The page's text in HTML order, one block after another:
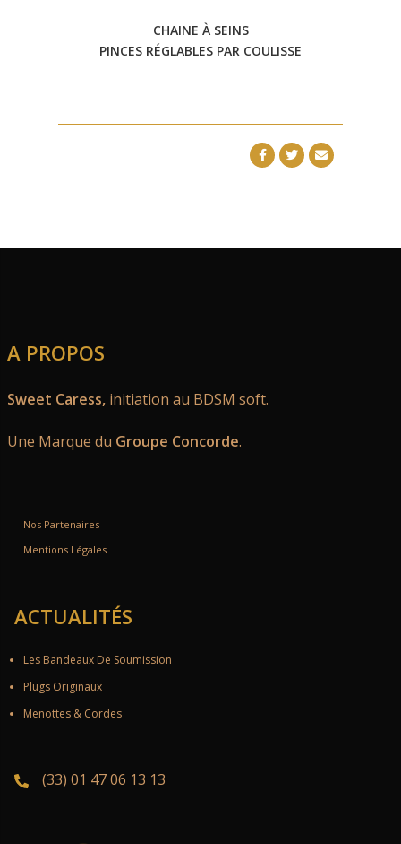
CHAINE À SEINS
PINCES RÉGLABLES PAR COULISSE
A PROPOS
Sweet Caress,initiation au BDSM soft.
Une Marque du Groupe Concorde.
Nos Partenaires
Mentions Légales
ACTUALITÉS
Les Bandeaux De Soumission
Plugs Originaux
Menottes & Cordes
(33) 01 47 06 13 13